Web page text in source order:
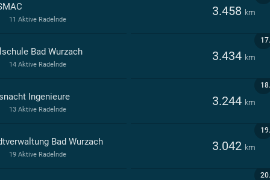
3.458 km
11 Aktive Radelnde
17.
Bad Wurzach 3.434 km
14 Aktive Radelnde
18.
Ingenieure 3.244 km
13 Aktive Radelnde
19.
Bad Wurzach 3.042 km
19 Aktive Radelnde
20.